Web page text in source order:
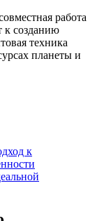
работа
к созданию
техника
планеты и
к